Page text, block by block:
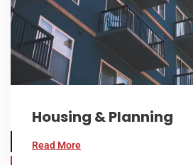
Housing & Planning
Read More